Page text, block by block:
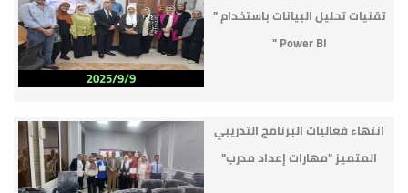
2025/9/9
تقنيات تحليل البيانات باستخدام "
Power BI "
انتهاء فعاليات البرنامج التدريبي
المتميز "مهارات إعداد مدرب"